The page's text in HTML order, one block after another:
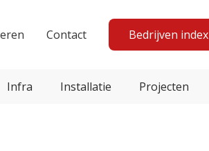
Contact Bedrijven index
Infra Installatie Projecten